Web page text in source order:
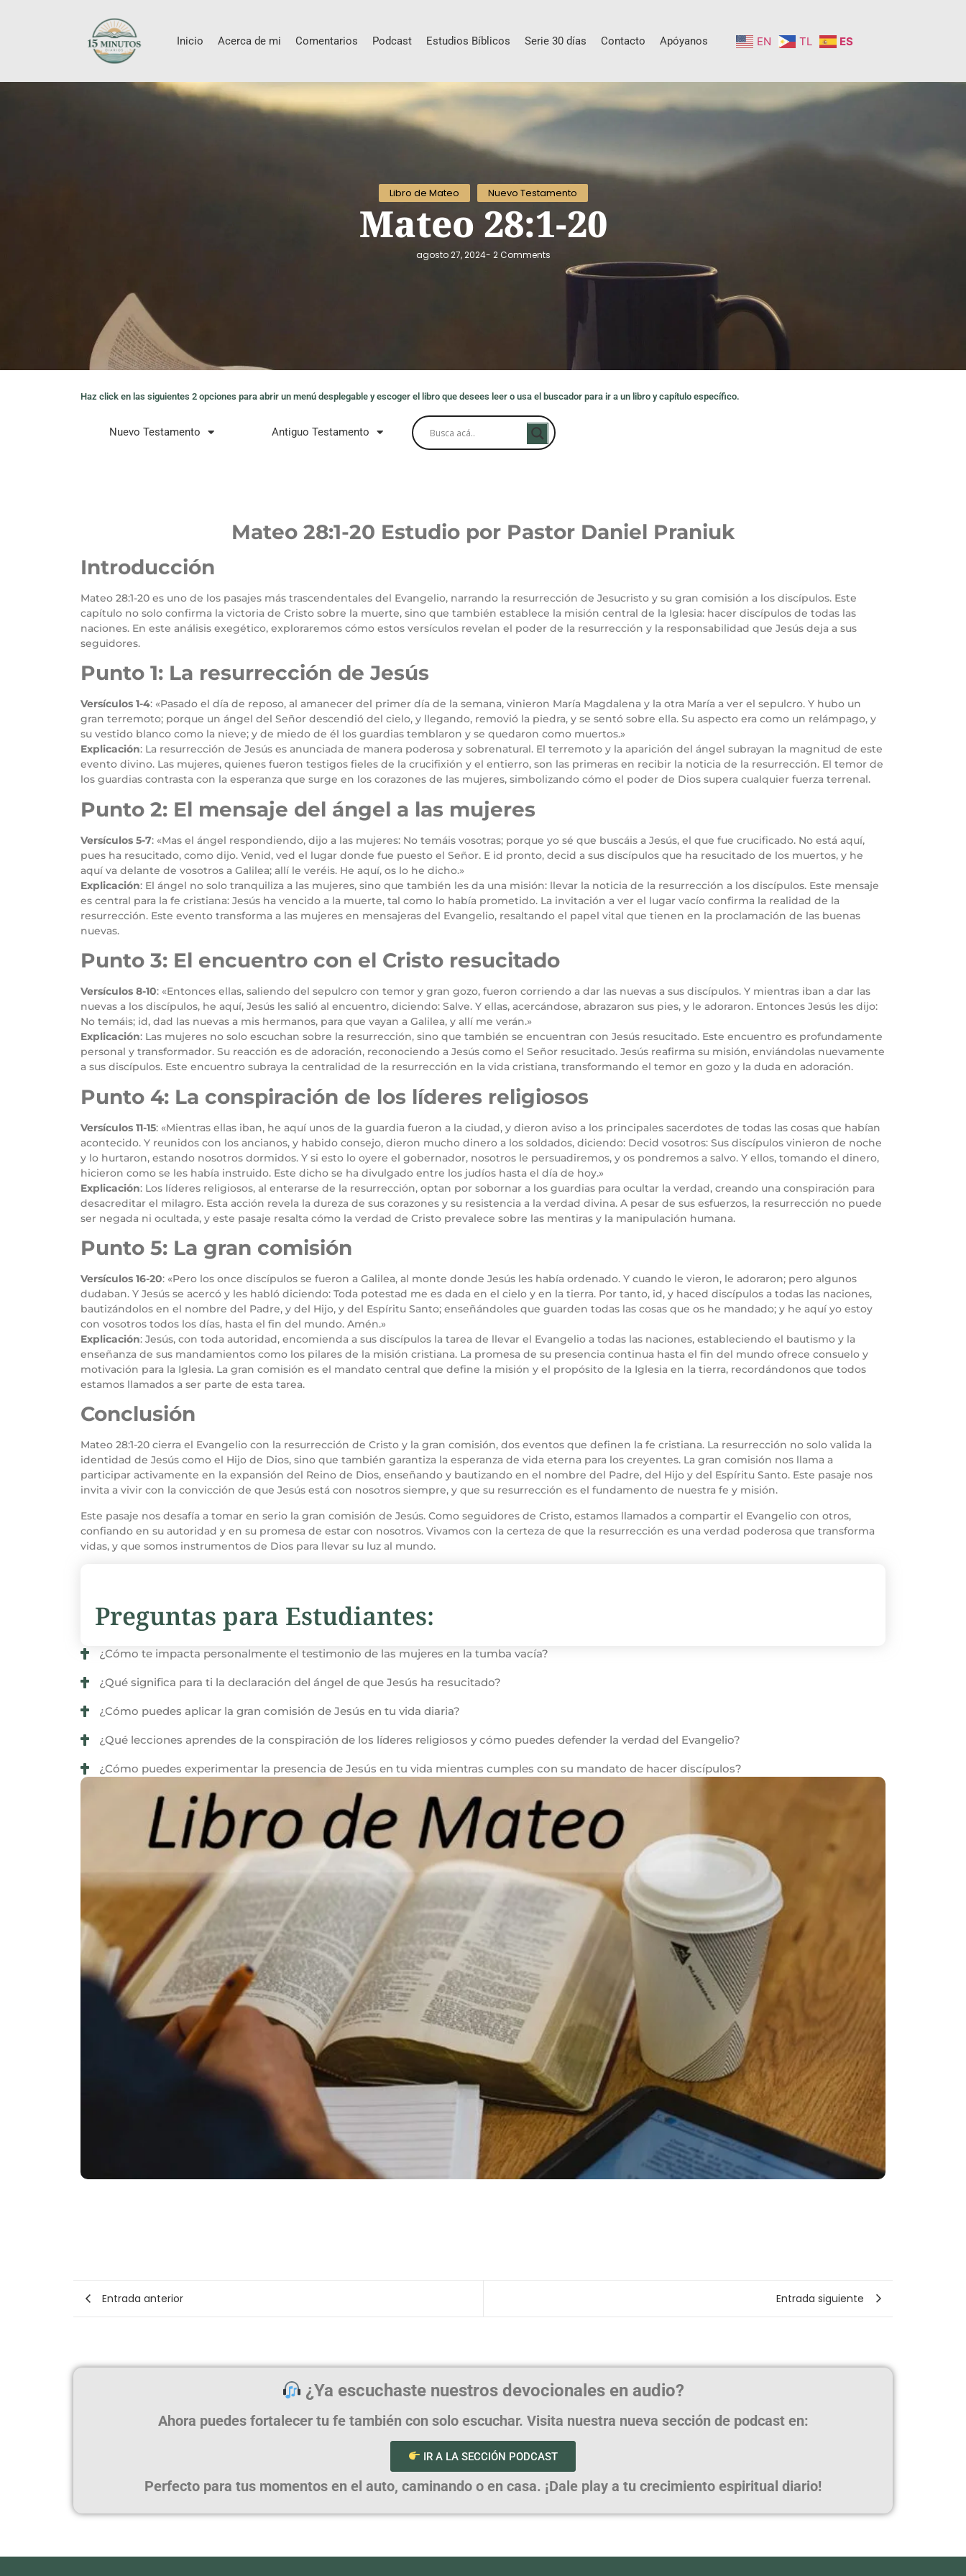
Inicio Acerca de mi Comentarios Podcast Estudios Bíblicos Serie 30 días Contacto Apóyanos EN TL ES
Libro de Mateo Nuevo Testamento
Mateo 28:1-20
agosto 27, 2024- 2 Comments
Haz click en las siguientes 2 opciones para abrir un menú desplegable y escoger el libro que desees leer o usa el buscador para ir a un libro y capítulo específico.
Nuevo Testamento Antiguo Testamento
Mateo 28:1-20 Estudio por Pastor Daniel Praniuk
Introducción
Mateo 28:1-20 es uno de los pasajes más trascendentales del Evangelio, narrando la resurrección de Jesucristo y su gran comisión a los discípulos. Este
capítulo no solo confirma la victoria de Cristo sobre la muerte, sino que también establece la misión central de la Iglesia: hacer discípulos de todas las
naciones. En este análisis exegético, exploraremos cómo estos versículos revelan el poder de la resurrección y la responsabilidad que Jesús deja a sus
seguidores.
Punto 1: La resurrección de Jesús
Versículos 1-4: «Pasado el día de reposo, al amanecer del primer día de la semana, vinieron María Magdalena y la otra María a ver el sepulcro. Y hubo un
gran terremoto; porque un ángel del Señor descendió del cielo, y llegando, removió la piedra, y se sentó sobre ella. Su aspecto era como un relámpago, y
su vestido blanco como la nieve; y de miedo de él los guardias temblaron y se quedaron como muertos.»
Explicación: La resurrección de Jesús es anunciada de manera poderosa y sobrenatural. El terremoto y la aparición del ángel subrayan la magnitud de este
evento divino. Las mujeres, quienes fueron testigos fieles de la crucifixión y el entierro, son las primeras en recibir la noticia de la resurrección. El temor de
los guardias contrasta con la esperanza que surge en los corazones de las mujeres, simbolizando cómo el poder de Dios supera cualquier fuerza terrenal.
Punto 2: El mensaje del ángel a las mujeres
Versículos 5-7: «Mas el ángel respondiendo, dijo a las mujeres: No temáis vosotras; porque yo sé que buscáis a Jesús, el que fue crucificado. No está aquí,
pues ha resucitado, como dijo. Venid, ved el lugar donde fue puesto el Señor. E id pronto, decid a sus discípulos que ha resucitado de los muertos, y he
aquí va delante de vosotros a Galilea; allí le veréis. He aquí, os lo he dicho.»
Explicación: El ángel no solo tranquiliza a las mujeres, sino que también les da una misión: llevar la noticia de la resurrección a los discípulos. Este mensaje
es central para la fe cristiana: Jesús ha vencido a la muerte, tal como lo había prometido. La invitación a ver el lugar vacío confirma la realidad de la
resurrección. Este evento transforma a las mujeres en mensajeras del Evangelio, resaltando el papel vital que tienen en la proclamación de las buenas
nuevas.
Punto 3: El encuentro con el Cristo resucitado
Versículos 8-10: «Entonces ellas, saliendo del sepulcro con temor y gran gozo, fueron corriendo a dar las nuevas a sus discípulos. Y mientras iban a dar las
nuevas a los discípulos, he aquí, Jesús les salió al encuentro, diciendo: Salve. Y ellas, acercándose, abrazaron sus pies, y le adoraron. Entonces Jesús les dijo:
No temáis; id, dad las nuevas a mis hermanos, para que vayan a Galilea, y allí me verán.»
Explicación: Las mujeres no solo escuchan sobre la resurrección, sino que también se encuentran con Jesús resucitado. Este encuentro es profundamente
personal y transformador. Su reacción es de adoración, reconociendo a Jesús como el Señor resucitado. Jesús reafirma su misión, enviándolas nuevamente
a sus discípulos. Este encuentro subraya la centralidad de la resurrección en la vida cristiana, transformando el temor en gozo y la duda en adoración.
Punto 4: La conspiración de los líderes religiosos
Versículos 11-15: «Mientras ellas iban, he aquí unos de la guardia fueron a la ciudad, y dieron aviso a los principales sacerdotes de todas las cosas que habían
acontecido. Y reunidos con los ancianos, y habido consejo, dieron mucho dinero a los soldados, diciendo: Decid vosotros: Sus discípulos vinieron de noche
y lo hurtaron, estando nosotros dormidos. Y si esto lo oyere el gobernador, nosotros le persuadiremos, y os pondremos a salvo. Y ellos, tomando el dinero,
hicieron como se les había instruido. Este dicho se ha divulgado entre los judíos hasta el día de hoy.»
Explicación: Los líderes religiosos, al enterarse de la resurrección, optan por sobornar a los guardias para ocultar la verdad, creando una conspiración para
desacreditar el milagro. Esta acción revela la dureza de sus corazones y su resistencia a la verdad divina. A pesar de sus esfuerzos, la resurrección no puede
ser negada ni ocultada, y este pasaje resalta cómo la verdad de Cristo prevalece sobre las mentiras y la manipulación humana.
Punto 5: La gran comisión
Versículos 16-20: «Pero los once discípulos se fueron a Galilea, al monte donde Jesús les había ordenado. Y cuando le vieron, le adoraron; pero algunos
dudaban. Y Jesús se acercó y les habló diciendo: Toda potestad me es dada en el cielo y en la tierra. Por tanto, id, y haced discípulos a todas las naciones,
bautizándolos en el nombre del Padre, y del Hijo, y del Espíritu Santo; enseñándoles que guarden todas las cosas que os he mandado; y he aquí yo estoy
con vosotros todos los días, hasta el fin del mundo. Amén.»
Explicación: Jesús, con toda autoridad, encomienda a sus discípulos la tarea de llevar el Evangelio a todas las naciones, estableciendo el bautismo y la
enseñanza de sus mandamientos como los pilares de la misión cristiana. La promesa de su presencia continua hasta el fin del mundo ofrece consuelo y
motivación para la Iglesia. La gran comisión es el mandato central que define la misión y el propósito de la Iglesia en la tierra, recordándonos que todos
estamos llamados a ser parte de esta tarea.
Conclusión
Mateo 28:1-20 cierra el Evangelio con la resurrección de Cristo y la gran comisión, dos eventos que definen la fe cristiana. La resurrección no solo valida la
identidad de Jesús como el Hijo de Dios, sino que también garantiza la esperanza de vida eterna para los creyentes. La gran comisión nos llama a
participar activamente en la expansión del Reino de Dios, enseñando y bautizando en el nombre del Padre, del Hijo y del Espíritu Santo. Este pasaje nos
invita a vivir con la convicción de que Jesús está con nosotros siempre, y que su resurrección es el fundamento de nuestra fe y misión.
Este pasaje nos desafía a tomar en serio la gran comisión de Jesús. Como seguidores de Cristo, estamos llamados a compartir el Evangelio con otros,
confiando en su autoridad y en su promesa de estar con nosotros. Vivamos con la certeza de que la resurrección es una verdad poderosa que transforma
vidas, y que somos instrumentos de Dios para llevar su luz al mundo.
Preguntas para Estudiantes:
¿Cómo te impacta personalmente el testimonio de las mujeres en la tumba vacía?
¿Qué significa para ti la declaración del ángel de que Jesús ha resucitado?
¿Cómo puedes aplicar la gran comisión de Jesús en tu vida diaria?
¿Qué lecciones aprendes de la conspiración de los líderes religiosos y cómo puedes defender la verdad del Evangelio?
¿Cómo puedes experimentar la presencia de Jesús en tu vida mientras cumples con su mandato de hacer discípulos?
Entrada anterior Entrada siguiente
¿Ya escuchaste nuestros devocionales en audio?
Ahora puedes fortalecer tu fe también con solo escuchar. Visita nuestra nueva sección de podcast en:
IR A LA SECCIÓN PODCAST
Perfecto para tus momentos en el auto, caminando o en casa. ¡Dale play a tu crecimiento espiritual diario!